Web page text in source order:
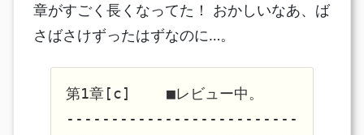
章がすごく長くなってた！ おかしいなあ、ば
さばさけずったはずなのに…。
第1章[c]    ■レビュー中。